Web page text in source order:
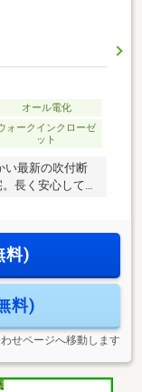
オール電化
ォークインクローゼ
ット
最新の吹付断
長く安心して暮
ォークインク
。◇トイレ2箇
が持てます。
料)
料)
せページへ移動します